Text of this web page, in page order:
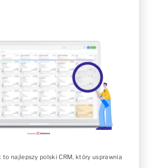
to najlepszy polski CRM, który usprawnia